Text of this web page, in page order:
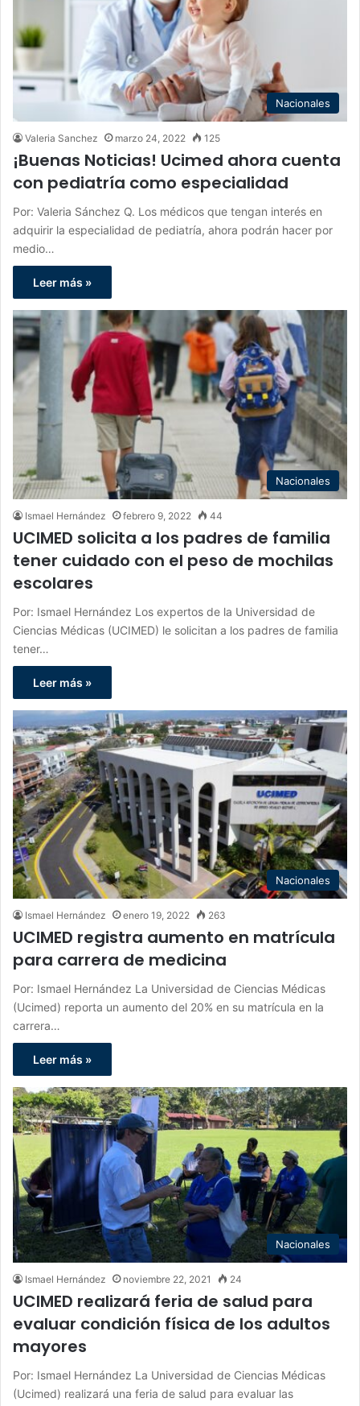
Nacionales
Valeria Sanchez marzo 24, 2022 125
¡Buenas Noticias! Ucimed ahora cuenta
con pediatría como especialidad
Por: Valeria Sánchez Q. Los médicos que tengan interés en
adquirir la especialidad de pediatría, ahora podrán hacer por
medio…
Leer más »
Nacionales
Ismael Hernández febrero 9, 2022 44
UCIMED solicita a los padres de familia
tener cuidado con el peso de mochilas
escolares
Por: Ismael Hernández Los expertos de la Universidad de
Ciencias Médicas (UCIMED) le solicitan a los padres de familia
tener…
Leer más »
Nacionales
Ismael Hernández enero 19, 2022 263
UCIMED registra aumento en matrícula
para carrera de medicina
Por: Ismael Hernández La Universidad de Ciencias Médicas
(Ucimed) reporta un aumento del 20% en su matrícula en la
carrera…
Leer más »
Nacionales
Ismael Hernández noviembre 22, 2021 24
UCIMED realizará feria de salud para
evaluar condición física de los adultos
mayores
Por: Ismael Hernández La Universidad de Ciencias Médicas
(Ucimed) realizará una feria de salud para evaluar las